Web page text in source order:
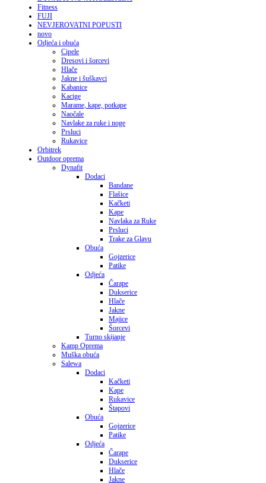
Fitness
FUJI
NEVJEROVATNI POPUSTI
novo
Odjeća i obuća
Cipele
Dresovi i šorcevi
Hlače
Jakne i šuškavci
Kabanice
Kacige
Marame, kape, potkape
Naočale
Navlake za ruke i noge
Prsluci
Rukavice
Orbitrek
Outdoor oprema
Dynafit
Dodaci
Bandane
Flašice
Kačketi
Kape
Navlaka za Ruke
Prsluci
Trake za Glavu
Obuća
Gojzerice
Patike
Odjeća
Čarape
Dukserice
Hlače
Jakne
Majice
Šorcevi
Turno skijanje
Kamp Oprema
Muška obuća
Salewa
Dodaci
Kačketi
Kape
Rukavice
Štapovi
Obuća
Gojzerice
Patike
Odjeća
Čarape
Dukserice
Hlače
Jakne